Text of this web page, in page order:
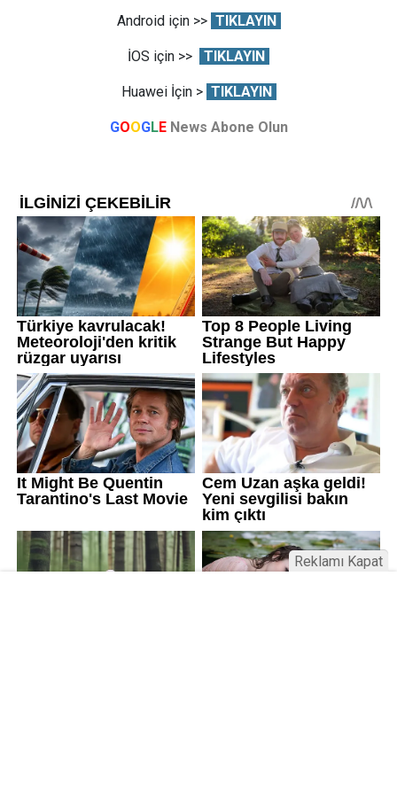
Android için >> TIKLAYIN
İOS için >> TIKLAYIN
Huawei İçin > TIKLAYIN
GOOGLE News Abone Olun
Reklamı Kapat